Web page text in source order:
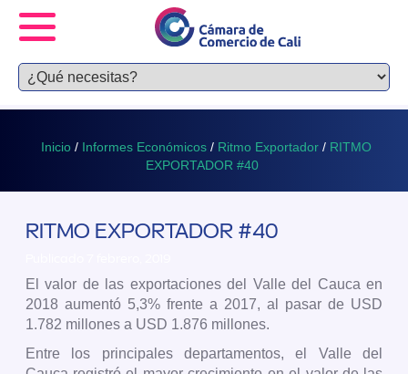
Inicio / Informes Económicos / Ritmo Exportador / RITMO
EXPORTADOR #40
RITMO EXPORTADOR #40
El valor de las exportaciones del Valle del Cauca en
2018 aumentó 5,3% frente a 2017, al pasar de USD
1.782 millones a USD 1.876 millones.
Entre los principales departamentos, el Valle del